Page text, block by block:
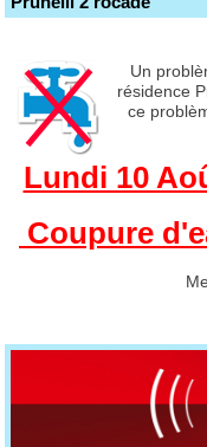
Un
résidence
ce
Lundi 10
Coupure